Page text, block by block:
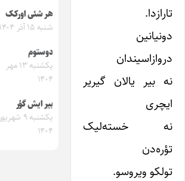
تارازدا.
دونیانین
دروازاسیندان
نه بیر یالان گیریر
ایچری
نه خسته‌لیک
تؤره‌دن
تولکو ویروسو.
هر شئی اورکک
شنبه ۱۵ آذر ۱۴۰۴
دوستوم
یکشنبه ۱۳ مهر
۱۴۰۴
بیر ایش گؤر
یکشنبه ۹ شهریور
۱۴۰۴